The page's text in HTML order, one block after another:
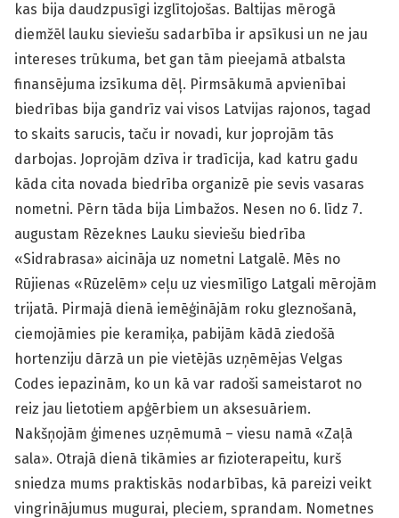
kas bija daudzpusīgi izglītojošas. Baltijas mērogā
diemžēl lauku sieviešu sadarbība ir apsīkusi un ne jau
intereses trūkuma, bet gan tām pieejamā atbalsta
finansējuma izsīkuma dēļ. Pirmsākumā apvienībai
biedrības bija gandrīz vai visos Latvijas rajonos, tagad
to skaits sarucis, taču ir novadi, kur joprojām tās
darbojas. Joprojām dzīva ir tradīcija, kad katru gadu
kāda cita novada biedrība organizē pie sevis vasaras
nometni. Pērn tāda bija Limbažos. Nesen no 6. līdz 7.
augustam Rēzeknes Lauku sieviešu biedrība
«Sidrabrasa» aicināja uz nometni Latgalē. Mēs no
Rūjienas «Rūzelēm» ceļu uz viesmīlīgo Latgali mērojām
trijatā. Pirmajā dienā iemēģinājām roku gleznošanā,
ciemojāmies pie keramiķa, pabijām kādā ziedošā
hortenziju dārzā un pie vietējās uzņēmējas Velgas
Codes iepazinām, ko un kā var radoši sameistarot no
reiz jau lietotiem apģērbiem un aksesuāriem.
Nakšņojām ģimenes uzņēmumā – viesu namā «Zaļā
sala». Otrajā dienā tikāmies ar fizioterapeitu, kurš
sniedza mums praktiskās nodarbības, kā pareizi veikt
vingrinājumus mugurai, pleciem, sprandam. Nometnes